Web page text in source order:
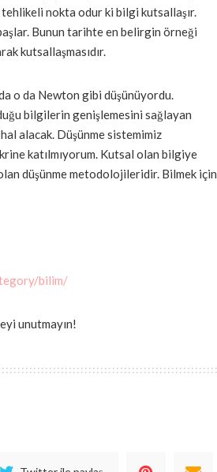
nokta odur ki bilgi kutsallaşır.
Bunun tarihte en belirgin örneği
kutsallaşmasıdır.
o da Newton gibi düşünüyordu.
bilgilerin genişlemesini sağlayan
alacak. Düşünme sistemimiz
katılmıyorum. Kutsal olan bilgiye
düşünme metodolojileridir. Bilmek için
bilim/
unutmayın!